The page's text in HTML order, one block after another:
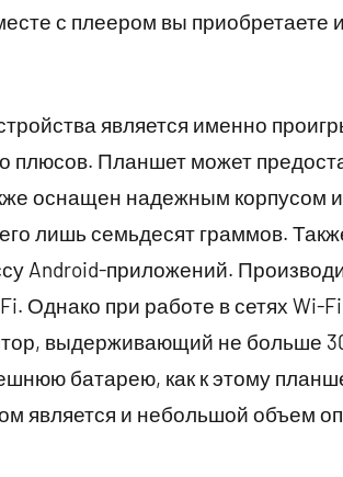
с плеером вы приобретаете
является именно
плюсов. Планшет может
оснащен надежным корпусом
лишь семьдесят граммов.
Android-приложений.
Однако при работе в сетях Wi-
выдерживающий не больше
батарею, как к этому
является и небольшой объем